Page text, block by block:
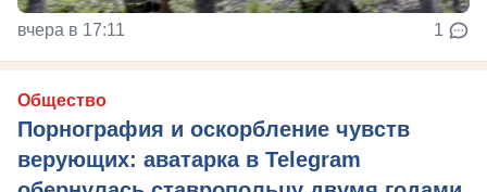
вчера в 17:11 1
Общество
Порнография и оскорбление чувств
верующих: аватарка в Telegram